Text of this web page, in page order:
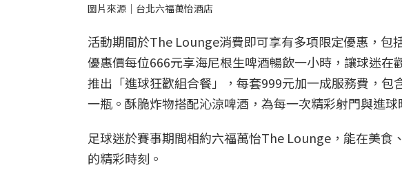
圖片來源｜台北六福萬怡酒店
活動期間於The Lounge消費即可享有多項限定優惠，包
優惠價每位666元享海尼根生啤酒暢飲一小時，讓球迷
推出「進球狂歡組合餐」，每套999元加一成服務費，
一瓶。酥脆炸物搭配沁涼啤酒，為每一次精彩射門與進球
足球迷於賽事期間相約六福萬怡The Lounge，能在美食
的精彩時刻。